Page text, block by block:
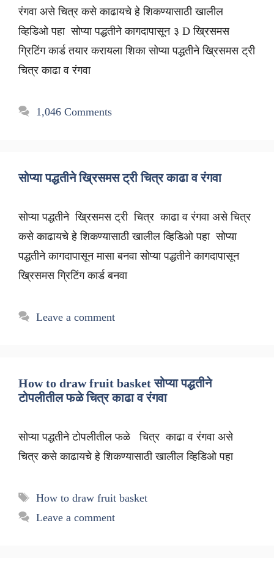
रंगवा असे चित्र कसे काढायचे हे शिकण्यासाठी खालील
व्हिडिओ पहा सोप्या पद्धतीने कागदापासून ३ D ख्रिसमस
ग्रिटिंग कार्ड तयार करायला शिका सोप्या पद्धतीने ख्रिसमस ट्री
चित्र काढा व रंगवा
1,046 Comments
सोप्या पद्धतीने ख्रिसमस ट्री चित्र काढा व रंगवा
सोप्या पद्धतीने ख्रिसमस ट्री चित्र काढा व रंगवा असे चित्र
कसे काढायचे हे शिकण्यासाठी खालील व्हिडिओ पहा सोप्या
पद्धतीने कागदापासून मासा बनवा सोप्या पद्धतीने कागदापासून
ख्रिसमस ग्रिटिंग कार्ड बनवा
Leave a comment
How to draw fruit basket सोप्या पद्धतीने
टोपलीतील फळे चित्र काढा व रंगवा
सोप्या पद्धतीने टोपलीतील फळे चित्र काढा व रंगवा असे
चित्र कसे काढायचे हे शिकण्यासाठी खालील व्हिडिओ पहा
Tags
How to draw fruit basket
Leave a comment